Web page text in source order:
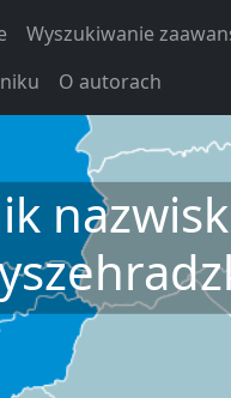
Wyszukiwanie
O autorach